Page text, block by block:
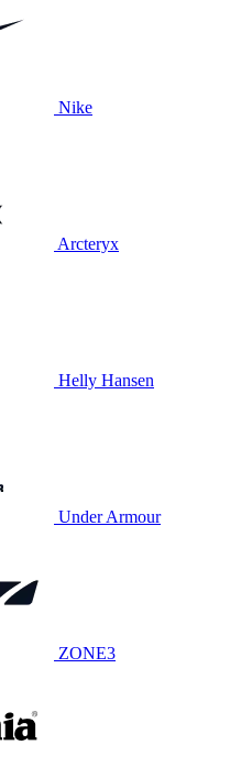
Nike
Arcteryx
Helly Hansen
Under Armour
ZONE3